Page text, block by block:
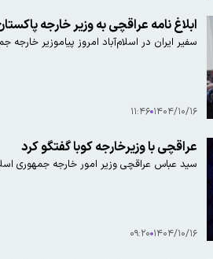
ابلاغ نامه عراقچی به وزیر خارجه
سفیر ایران در اسلام‌آباد امروز پیاموزیر خارجه
۱۴۰۴/۱۰/۱۶ ۱۱:۴۶
عراقچی با وزیرخارجه کوبا گفتگو کرد
سید عباس عراقچی وزیر امور خارجه جمهوری
۱۴۰۴/۱۰/۱۶ ۰۹:۲۰